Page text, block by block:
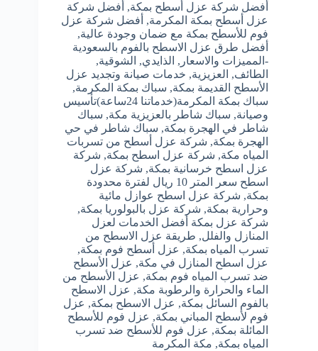
أفضل شركة عزل أسطح بمكة, أفضل شركة
عزل أسطح بمكة المكرمة, أفضل شركة عزل
فوم للأسطح بمكة مع ضمان وجودة عالية,
أفضل طرق عزل الاسطح بالفوم بالسعودية
-المميزات والاسعار , الذايدي, الشوقية,
الطائف, العزيزية, خدمات صيانة وتجديد عزل
الأسطح القديمة بمكة, سباك بمكة المكرمة,
سباك بمكة المكرمة(خدماتنا 24ساعة)تأسيس
وصيانة, سباك شاطر بالعزيزية مكة, سباك
شاطر في الهجرة بمكة, سباك شاطر في حي
الهجرة بمكة, شركة عزل أسطح من تسربات
المياه مكة, شركة عزل اسطح بمكة, شركة
عزل اسطح خرسانية بمكة, شركة عزل
اسطح سعر المتر 10 ريال لفترة محدودة
بمكة, شركة عزل اسطح عوازل مائية
وحرارية بمكة, شركة عزل بالبولوريا بمكة,
شركة عزل بمكة أفضل الخدمات لعزل
المنازل والفلل, طريقة عزل الاسطح من
تسرب المياه بمكة, عزل أسطح فوم بمكة,
عزل اسطح المنازل في مكة, عزل الأسطح
ضد تسرب المياه فوم بمكة, عزل الأسطح من
الماء والحرارة والرطوبة مكة, عزل الاسطح
بالفوم السائل بمكة, عزل الاسطح بمكة, عزل
فوم لأسطح المباني بمكة, عزل فوم للأسطح
المائلة بمكة, عزل فوم للأسطح ضد تسرب
المياه بمكة, مكة المكرمة